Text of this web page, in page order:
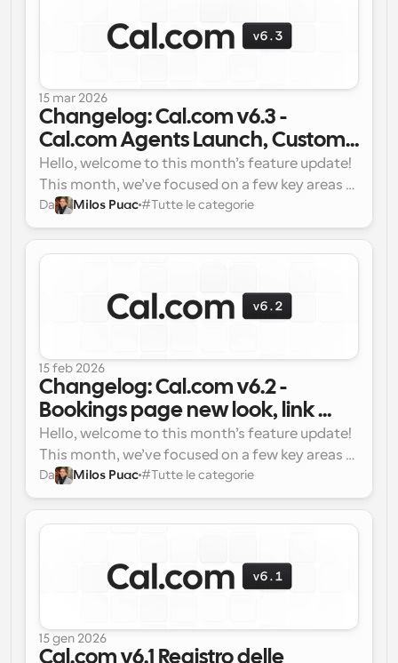
15 mar 2026
Changelog: Cal.com v6.3 -
Cal.com Agents Launch, Custom
domain & SMTP configuration &
more...
Hello, welcome to this month’s feature update!
This month, we’ve focused on a few key areas
to improve your experience:
Da Milos Puac #Tutte le categorie
15 feb 2026
Changelog: Cal.com v6.2 -
Bookings page new look, link
cloaking with URL scanners,
Custom round robin locations for
hosts & more...
Hello, welcome to this month’s feature update!
This month, we’ve focused on a few key areas
to improve your experience:
Da Milos Puac #Tutte le categorie
15 gen 2026
Cal.com v6.1 Registro delle